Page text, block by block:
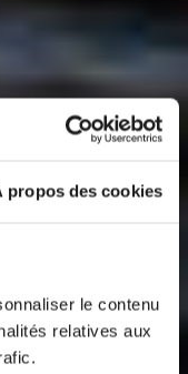
propos des cookies
le contenu
relatives aux
E-